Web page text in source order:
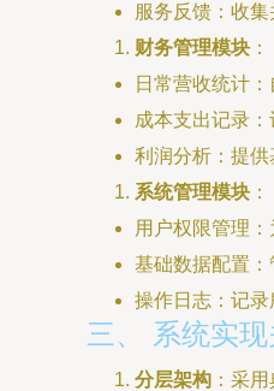
服务反馈：收
财务管理模块 ：
日常营收统计
成本支出记录：
利润分析：提供
系统管理模块 ：
用户权限管理
基础数据配置：
操作日志：记录
三、 系统实
分层架构 ：采